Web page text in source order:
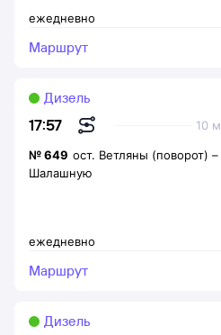
ежедневно
Маршрут
17:57 10 м
Дизель
ежедневно
№649 ост. Ветляны (поворот) –
Шалашную
Маршрут
Дизель